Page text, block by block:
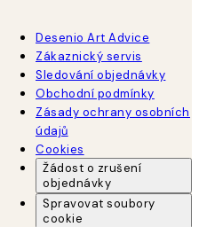
Desenio Art Advice
Zákaznický servis
Sledování objednávky
Obchodní podmínky
Zásady ochrany osobních
údajů
Cookies
Žádost o zrušení
objednávky
Spravovat soubory
cookie